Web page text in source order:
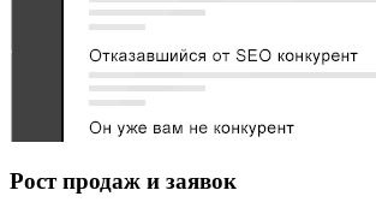
Рост продаж и заявок